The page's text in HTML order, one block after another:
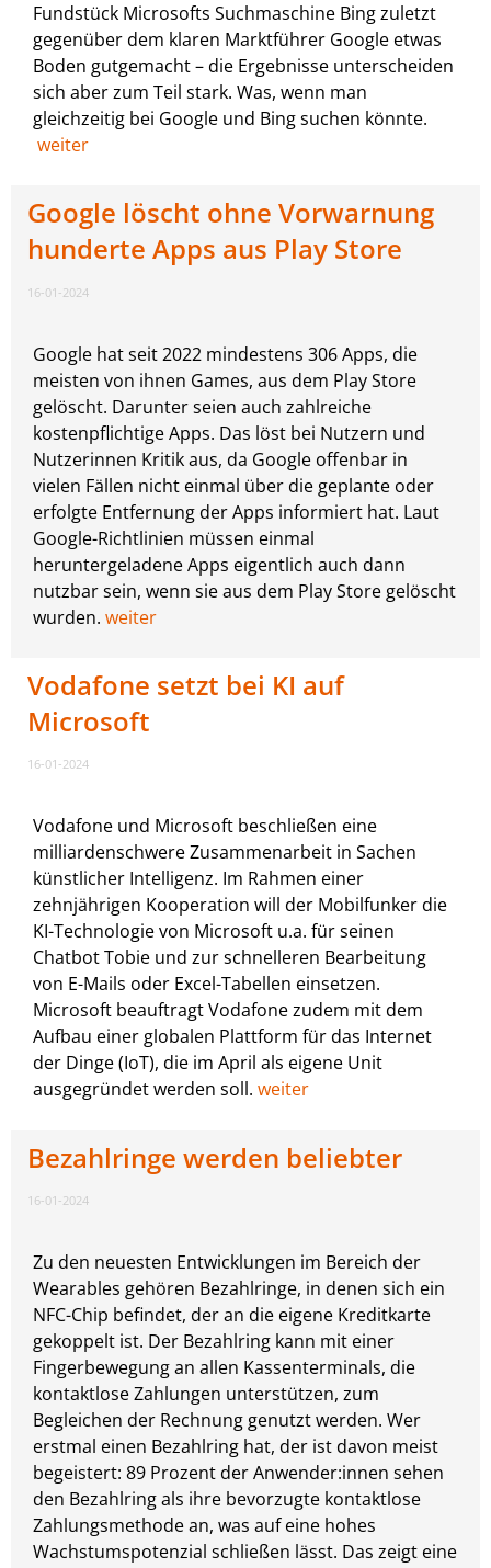
Fundstück Microsofts Suchmaschine Bing zuletzt
gegenüber dem klaren Marktführer Google etwas
Boden gutgemacht – die Ergebnisse unterscheiden
sich aber zum Teil stark. Was, wenn man
gleichzeitig bei Google und Bing suchen könnte.
weiter
Google löscht ohne Vorwarnung
hunderte Apps aus Play Store
16-01-2024
Google hat seit 2022 mindestens 306 Apps, die
meisten von ihnen Games, aus dem Play Store
gelöscht. Darunter seien auch zahlreiche
kostenpflichtige Apps. Das löst bei Nutzern und
Nutzerinnen Kritik aus, da Google offenbar in
vielen Fällen nicht einmal über die geplante oder
erfolgte Entfernung der Apps informiert hat. Laut
Google-Richtlinien müssen einmal
heruntergeladene Apps eigentlich auch dann
nutzbar sein, wenn sie aus dem Play Store gelöscht
wurden. weiter
Vodafone setzt bei KI auf
Microsoft
16-01-2024
Vodafone und Microsoft beschließen eine
milliardenschwere Zusammenarbeit in Sachen
künstlicher Intelligenz. Im Rahmen einer
zehnjährigen Kooperation will der Mobilfunker die
KI-Technologie von Microsoft u.a. für seinen
Chatbot Tobie und zur schnelleren Bearbeitung
von E-Mails oder Excel-Tabellen einsetzen.
Microsoft beauftragt Vodafone zudem mit dem
Aufbau einer globalen Plattform für das Internet
der Dinge (IoT), die im April als eigene Unit
ausgegründet werden soll. weiter
Bezahlringe werden beliebter
16-01-2024
Zu den neuesten Entwicklungen im Bereich der
Wearables gehören Bezahlringe, in denen sich ein
NFC-Chip befindet, der an die eigene Kreditkarte
gekoppelt ist. Der Bezahlring kann mit einer
Fingerbewegung an allen Kassenterminals, die
kontaktlose Zahlungen unterstützen, zum
Begleichen der Rechnung genutzt werden. Wer
erstmal einen Bezahlring hat, der ist davon meist
begeistert: 89 Prozent der Anwender:innen sehen
den Bezahlring als ihre bevorzugte kontaktlose
Zahlungsmethode an, was auf eine hohes
Wachstumspotenzial schließen lässt. Das zeigt eine